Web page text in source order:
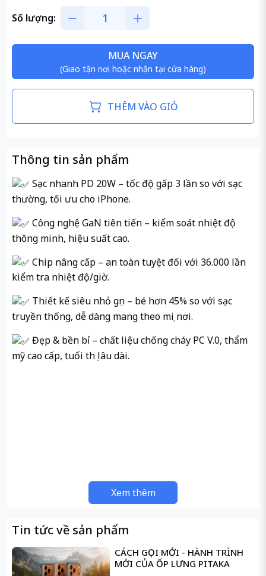
Số lượng:
MUA NGAY
(Giao tận nơi hoặc nhận tại cửa hàng)
THÊM VÀO GIỎ
Thông tin sản phẩm
Sạc nhanh PD 20W – tốc độ gấp 3 lần so với sạc
thường, tối ưu cho iPhone.
Công nghệ GaN tiên tiến – kiểm soát nhiệt độ
thông minh, hiệu suất cao.
Chip nâng cấp – an toàn tuyệt đối với 36.000 lần
kiểm tra nhiệt độ/giờ.
Thiết kế siêu nhỏ gọn – bé hơn 45% so với sạc
truyền thống, dễ dàng mang theo mọi nơi.
Đẹp & bền bỉ – chất liệu chống cháy PC V.0, thẩm
mỹ cao cấp, tuổi thọ lâu dài.
Xem thêm
Tin tức về sản phẩm
CÁCH GỌI MỚI - HÀNH TRÌNH
MỚI CỦA ỐP LƯNG PITAKA